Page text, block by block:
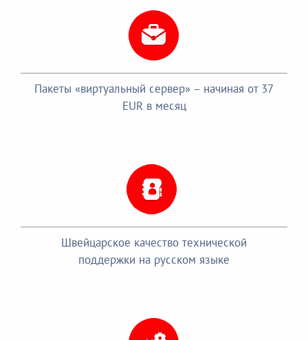
Пакеты «виртуальный сервер» – начиная от 37
EUR в месяц
Швейцарское качество технической
поддержки на русском языке